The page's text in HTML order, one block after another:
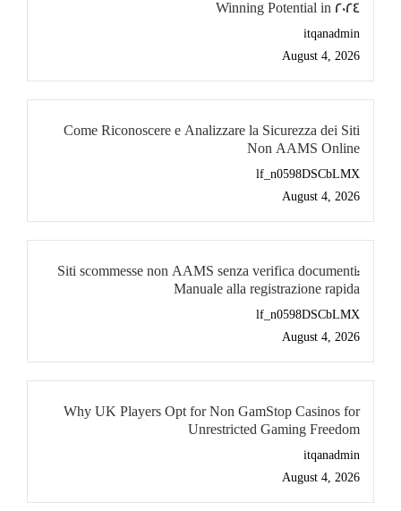
Winning Potential in 2024
itqanadmin
August 4, 2026
Come Riconoscere e Analizzare la Sicurezza dei Siti
Non AAMS Online
lf_n0598DSCbLMX
August 4, 2026
Siti scommesse non AAMS senza verifica documenti:
Manuale alla registrazione rapida
lf_n0598DSCbLMX
August 4, 2026
Why UK Players Opt for Non GamStop Casinos for
Unrestricted Gaming Freedom
itqanadmin
August 4, 2026